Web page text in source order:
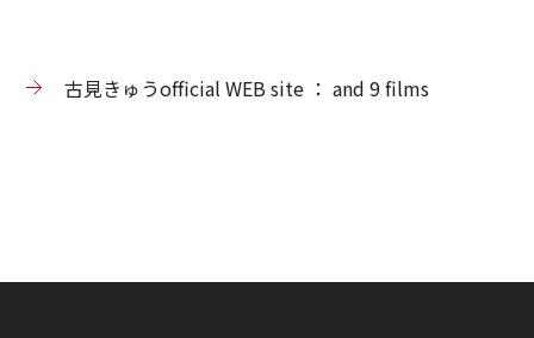
古見きゅうofficial WEB site ： and 9 films